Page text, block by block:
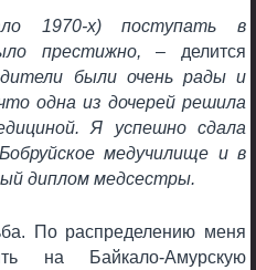
1970-х) поступать в
престижно,– делится
были очень рады и
одна из дочерей решила
Я успешно сдала
медучилище и в
диплом медсестры.
По распределению меня
на Байкало-Амурскую